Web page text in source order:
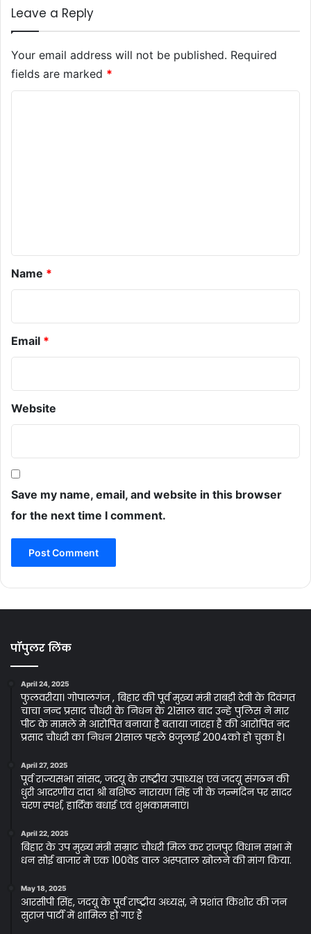
Leave a Reply
Your email address will not be published. Required
fields are marked *
Name *
Email *
Website
Save my name, email, and website in this browser
for the next time I comment.
पॉपुलर लिंक
April 24, 2025
फुलवरीया। गोपालगंज , बिहार की पूर्व मुख्य मंत्री राबड़ी देवी के दिवंगत
चाचा नन्द प्रसाद चौधरी के निधन के 21साल बाद उन्हे पुलिस ने मार
पीट के मामले मे आरोपित बनाया है बताया जारहा है की आरोपित नंद
प्रसाद चौधरी का निधन 21साल पहले 8जुलाई 2004को हो चुका है।
April 27, 2025
पूर्व राज्यसभा सांसद, जदयू के राष्ट्रीय उपाध्यक्ष एवं जदयू संगठन की
धुरी आदरणीय दादा श्री बशिष्ठ नारायण सिंह जी के जन्मदिन पर सादर
चरण स्पर्श, हार्दिक बधाई एवं शुभकामनाएं।
April 22, 2025
बिहार के उप मुख्य मंत्री सम्राट चौधरी मिल कर राजपुर विधान सभा मे
धन सोई बाजार मे एक 100वेड वाल अस्पताल खोलने की मांग किया.
May 18, 2025
आरसीपी सिंह, जदयू के पूर्व राष्ट्रीय अध्यक्ष, ने प्रशांत किशोर की जन
सुराज पार्टी में शामिल हो गए हैं